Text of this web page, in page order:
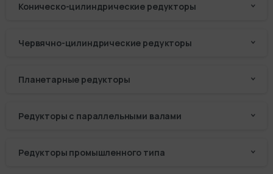
Коническо-цилиндрические редукторы
Червячно-цилиндрические редукторы
Планетарные редукторы
Редукторы с параллельными валами
Редукторы промышленного типа